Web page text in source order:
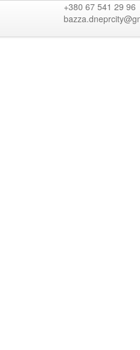
+380 67 541 29 96